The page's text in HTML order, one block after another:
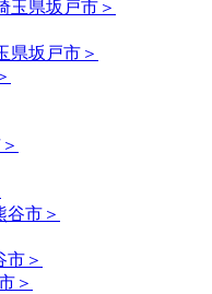
県坂戸市＞
市＞